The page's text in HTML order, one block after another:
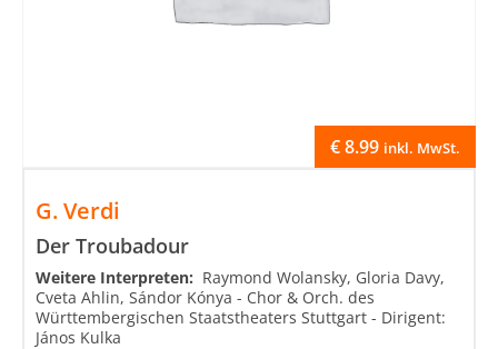
G. Verdi
Der Troubadour
€8.99 inkl. MwSt.
Weitere Interpreten: Raymond Wolansky, Gloria Davy,
Cveta Ahlin, Sándor Kónya - Chor & Orch. des
Württembergischen Staatstheaters Stuttgart - Dirigent:
János Kulka